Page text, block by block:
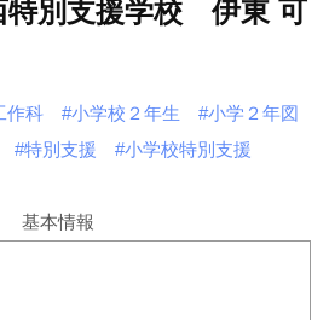
特別支援学校 伊東 可
作科 #小学校２年生
#小学２年図
#特別支援 #小学校特別支援
基本情報